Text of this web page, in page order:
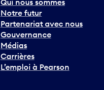
Qui nous sommes
Notre futur
Partenariat avec nous
Gouvernance
Médias
Carrières
L’emploi à Pearson